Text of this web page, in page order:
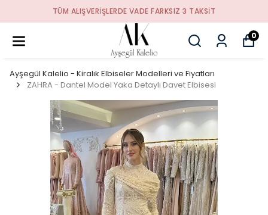
TÜM ALIŞVERIŞLERDE VADE FARKSIZ 3 TAKSIT
0
Ayşegül Kalelio - Kiralık Elbiseler Modelleri ve Fiyatları
ZAHRA - Dantel Model Yaka Detaylı Davet Elbisesi